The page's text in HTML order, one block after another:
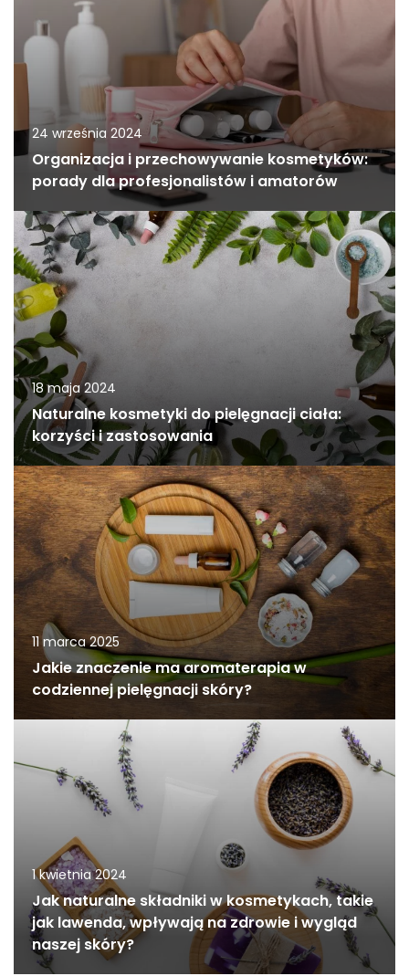
24 września 2024
Organizacja i przechowywanie kosmetyków:
porady dla profesjonalistów i amatorów
18 maja 2024
Naturalne kosmetyki do pielęgnacji ciała:
korzyści i zastosowania
11 marca 2025
Jakie znaczenie ma aromaterapia w
codziennej pielęgnacji skóry?
1 kwietnia 2024
Jak naturalne składniki w kosmetykach, takie
jak lawenda, wpływają na zdrowie i wygląd
naszej skóry?